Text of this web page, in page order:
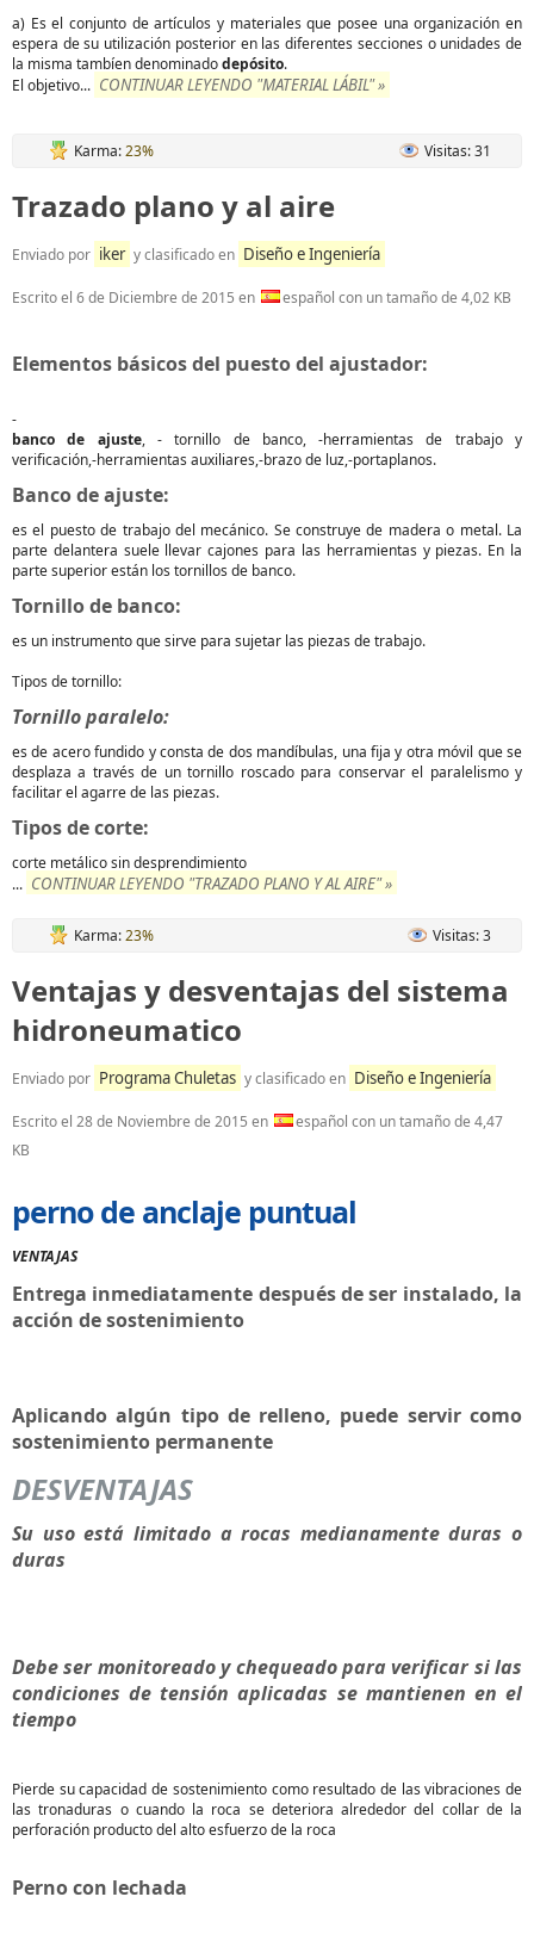
a) Es el conjunto de artículos y materiales que posee una organización en
espera de su utilización posterior en las diferentes secciones o unidades de
la misma tambíen denominadodepósito.
El objetivo... CONTINUAR LEYENDO "MATERIAL LÁBIL" »
Karma:23% Visitas: 31
Trazado plano y al aire
Enviado por iker y clasificado en Diseño e Ingeniería
Escrito el 6 de Diciembre de 2015 en español con un tamaño de 4,02 KB
Elementos básicos del puesto del ajustador:
-
banco de ajuste, - tornillo de banco, -herramientas de trabajo y
verificación,-herramientas auxiliares,-brazo de luz,-portaplanos.
Banco de ajuste:
es el puesto de trabajo del mecánico. Se construye de madera o metal. La
parte delantera suele llevar cajones para las herramientas y piezas. En la
parte superior están los tornillos de banco.
Tornillo de banco:
es un instrumento que sirve para sujetar las piezas de trabajo.
Tipos de tornillo:
Tornillo paralelo:
es de acero fundido y consta de dos mandíbulas, una fija y otra móvil que se
desplaza a través de un tornillo roscado para conservar el paralelismo y
facilitar el agarre de las piezas.
Tipos de corte:
corte metálico sin desprendimiento
... CONTINUAR LEYENDO "TRAZADO PLANO Y AL AIRE" »
Karma:23% Visitas: 3
Ventajas y desventajas del sistema
hidroneumatico
Enviado por Programa Chuletas y clasificado en Diseño e Ingeniería
Escrito el 28 de Noviembre de 2015 en
español con un tamaño de 4,47
KB
perno de anclaje puntual
VENTAJAS
Entrega inmediatamente después de ser instalado, la
acción de sostenimiento
Aplicando algún tipo de relleno, puede servir como
sostenimiento permanente
DESVENTAJAS
Su uso está limitado a rocas medianamente duras o
duras
Debe ser monitoreado y chequeado para verificar si las
condiciones de tensión aplicadas se mantienen en el
tiempo
Pierde su capacidad de sostenimiento como resultado de las vibraciones de
las tronaduras o cuando la roca se deteriora alrededor del collar de la
perforación producto del alto esfuerzo de la roca
Perno con lechada